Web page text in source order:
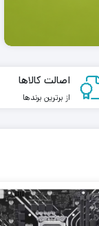
اصالت کالاها
از برترین برندها